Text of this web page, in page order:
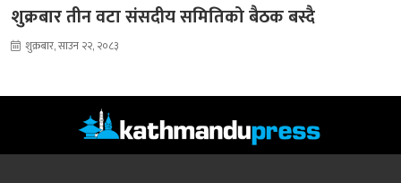
शुक्रबार तीन वटा संसदीय समितिको बैठक बस्दै
शुक्रबार, साउन २२, २०८३